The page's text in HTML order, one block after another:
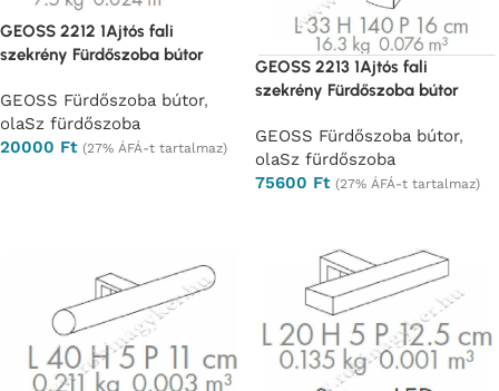
GEOSS 2212 1Ajtós fali
szekrény Fürdőszoba bútor
GEOSS Fürdőszoba bútor,
olaSz fürdőszoba
20000 Ft (27% ÁFÁ-t tartalmaz)
GEOSS 2213 1Ajtós fali
szekrény Fürdőszoba bútor
GEOSS Fürdőszoba bútor,
olaSz fürdőszoba
75600 Ft (27% ÁFÁ-t tartalmaz)